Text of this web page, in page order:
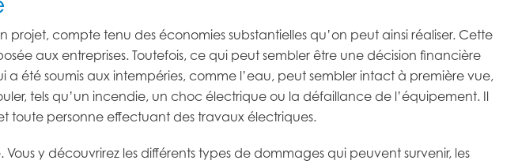
compte tenu des économies substantielles qu’on peut ainsi réaliser. Cette
aux entreprises. Toutefois, ce qui peut sembler être une décision financière
été soumis aux intempéries, comme l’eau, peut sembler intact à première vue,
tels qu’un incendie, un choc électrique ou la défaillance de l’équipement. Il
toute personne effectuant des travaux électriques.
y découvrirez les différents types de dommages qui peuvent survenir, les